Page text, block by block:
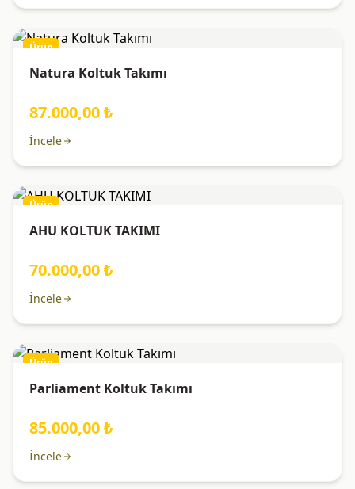
Ürün
Natura Koltuk Takımı
87.000,00 ₺
İncele
Ürün
AHU KOLTUK TAKIMI
70.000,00 ₺
İncele
Ürün
Parliament Koltuk Takımı
85.000,00 ₺
İncele